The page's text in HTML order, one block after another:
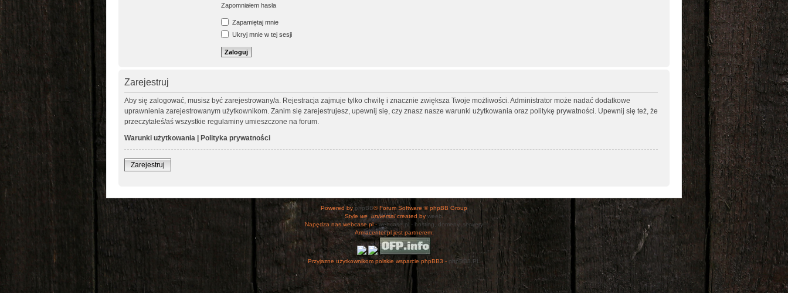
Zapomniałem hasła
Zapamiętaj mnie
Ukryj mnie w tej sesji
Zarejestruj
Aby się zalogować, musisz być zarejestrowany/a. Rejestracja zajmuje tylko chwilę i znacznie zwiększa Twoje możliwości. Administrator może nadać dodatkowe
uprawnienia zarejestrowanym użytkownikom. Zanim się zarejestrujesz, upewnij się, czy znasz nasze warunki użytkowania oraz politykę prywatności. Upewnij się też, że
przeczytałeś/aś wszystkie regulaminy umieszczone na forum.
Warunki użytkowania
Polityka prywatności
Zarejestruj
Powered by phpBB® Forum Software © phpBB Group
Style we_universalcreated by weeb.
Napędza nas webcase.pl -webcase.pl - hosting, domeny, serwery
Armacenter.pl jest partnerem:
Przyjazne użytkownikom polskie wsparcie phpBB3 - phpBB3.PL